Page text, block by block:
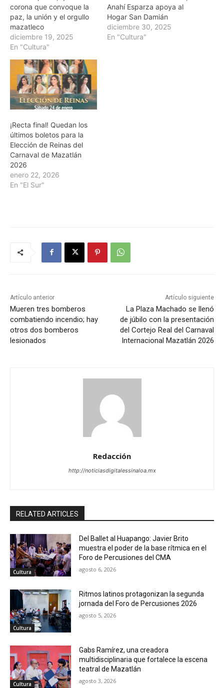
corona que convoque la
paz, la unión y el orgullo
mazatleco
diciembre 19, 2025
En "Cultura"
Anahí Esparza apoya al
Hogar San Damián
diciembre 30, 2025
En "Cultura"
¡Recta final! Quedan los
últimos boletos para la
Elección de Reinas del
Carnaval de Mazatlán
2026
enero 22, 2026
En "El Sur"
Artículo anterior
Mueren tres bomberos
combatiendo incendio; hay
otros dos bomberos
lesionados
Artículo siguiente
La Plaza Machado se llenó
de júbilo con la presentación
del Cortejo Real del Carnaval
Internacional Mazatlán 2026
Redacción
http://noticiasdigitalessinaloa.mx
RELATED ARTICLES
Cultura
Del Ballet al Huapango: Javier Brito
muestra el poder de la base rítmica en el
Foro de Percusiones del CMA
agosto 6, 2026
Cultura
Ritmos latinos protagonizan la segunda
jornada del Foro de Percusiones 2026
agosto 5, 2026
Cultura
Gabs Ramírez, una creadora
multidisciplinaria que fortalece la escena
teatral de Mazatlán
agosto 3, 2026